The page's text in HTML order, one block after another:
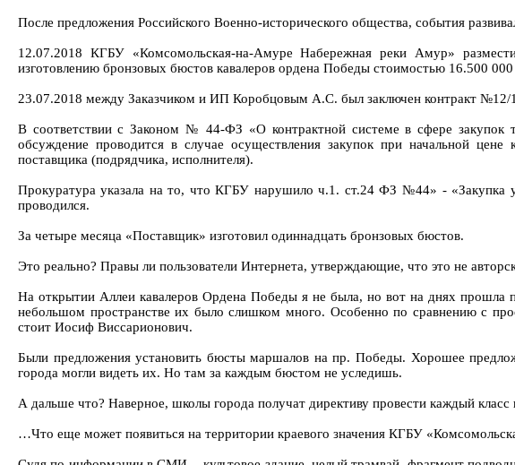
После предложения Российского Военно-исторического общества, события
12.07.2018 КГБУ «Комсомольская-на-Амуре Набережная реки Амур»
изготовлению бронзовых бюстов кавалеров ордена Победы стоимостью 16.500
23.07.2018 между Заказчиком и ИП Коробцовым А.С. был заключен контракт №12/
В соответствии с Законом № 44-ФЗ «О контрактной системе в сфере закупок
обсуждение проводится в случае осуществления закупок при начальной
поставщика (подрядчика, исполнителя).
Прокуратура указала на то, что КГБУ нарушило ч.1. ст.24 ФЗ №44» - «Закупка у
проводился.
За четыре месяца «Поставщик» изготовил одиннадцать бронзовых бюстов.
Это реально? Правы ли пользователи Интернета, утверждающие, что это не
На открытии Аллеи кавалеров Ордена Победы я не была, но вот на днях
небольшом пространстве их было слишком много. Особенно по сравнению с
стоит Иосиф Виссарионович.
Были предложения установить бюсты маршалов на пр. Победы. Хорошее
города могли видеть их. Но там за каждым бюстом не уследишь.
А дальше что? Наверное, школы города получат директиву провести каждый
…Что еще может появиться на территории краевого значения КГБУ